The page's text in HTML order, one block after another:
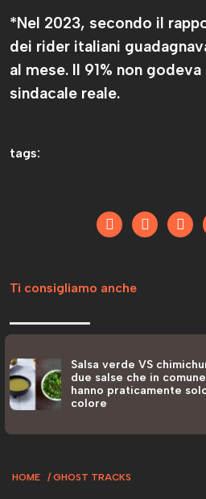
*Nel 2023, secondo il
dei rider italiani
al mese. Il 91% non
sindacale reale.
tags:
Ti consigliamo anche
Salsa verde VS
due salse che in comune
hanno praticamente
colore
HOME GHOST TRACKS